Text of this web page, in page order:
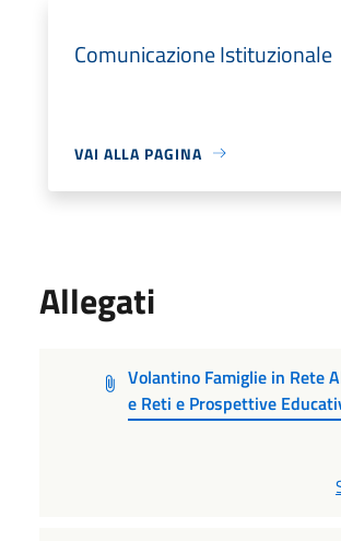
Comunicazione Istituzionale
VAI ALLA PAGINA
Allegati
Volantino Famiglie in Rete
e Reti e Prospettive